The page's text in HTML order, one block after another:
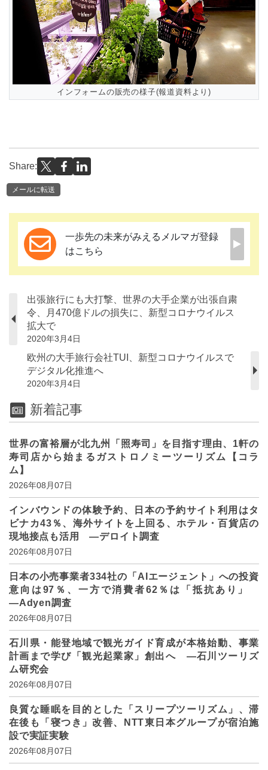
インフォームの販売の様子(報道資料より)
Share:
メールに転送
一歩先の未来がみえるメルマガ登録
はこちら
出張旅行にも大打撃、世界の大手企業が出張自粛
令、月470億ドルの損失に、新型コロナウイルス
拡大で
2020年3月4日
欧州の大手旅行会社TUI、新型コロナウイルスで
デジタル化推進へ
2020年3月4日
新着記事
世界の富裕層が北九州「照寿司」を目指す理由、1軒の
寿司店から始まるガストロノミーツーリズム【コラ
ム】
2026年08月07日
インバウンドの体験予約、日本の予約サイト利用はタ
ビナカ43％、海外サイトを上回る、ホテル・百貨店の
現地接点も活用 ―デロイト調査
2026年08月07日
日本の小売事業者334社の「AIエージェント」への投資
意向は97％、一方で消費者62％は「抵抗あり」
―Adyen調査
2026年08月07日
石川県・能登地域で観光ガイド育成が本格始動、事業
計画まで学び「観光起業家」創出へ ―石川ツーリズ
ム研究会
2026年08月07日
良質な睡眠を目的とした「スリープツーリズム」、滞
在後も「寝つき」改善、NTT東日本グループが宿泊施
設で実証実験
2026年08月07日